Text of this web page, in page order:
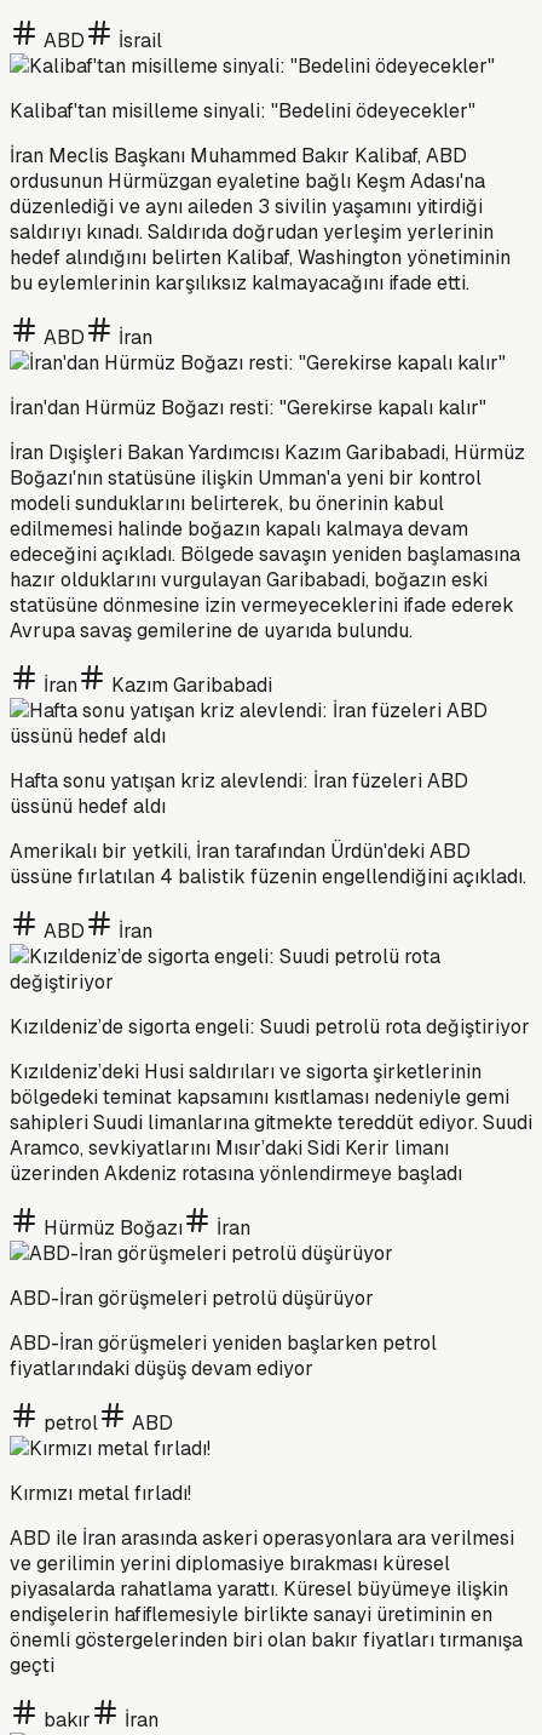
ABD İsrail
Kalibaf'tan misilleme sinyali: "Bedelini ödeyecekler"
İran Meclis Başkanı Muhammed Bakır Kalibaf, ABD
ordusunun Hürmüzgan eyaletine bağlı Keşm Adası'na
düzenlediği ve aynı aileden 3 sivilin yaşamını yitirdiği
saldırıyı kınadı. Saldırıda doğrudan yerleşim yerlerinin
hedef alındığını belirten Kalibaf, Washington yönetiminin
bu eylemlerinin karşılıksız kalmayacağını ifade etti.
ABD İran
İran'dan Hürmüz Boğazı resti: "Gerekirse kapalı kalır"
İran Dışişleri Bakan Yardımcısı Kazım Garibabadi, Hürmüz
Boğazı'nın statüsüne ilişkin Umman'a yeni bir kontrol
modeli sunduklarını belirterek, bu önerinin kabul
edilmemesi halinde boğazın kapalı kalmaya devam
edeceğini açıkladı. Bölgede savaşın yeniden başlamasına
hazır olduklarını vurgulayan Garibabadi, boğazın eski
statüsüne dönmesine izin vermeyeceklerini ifade ederek
Avrupa savaş gemilerine de uyarıda bulundu.
İran Kazım Garibabadi
Hafta sonu yatışan kriz alevlendi: İran füzeleri ABD
üssünü hedef aldı
Amerikalı bir yetkili, İran tarafından Ürdün'deki ABD
üssüne fırlatılan 4 balistik füzenin engellendiğini açıkladı.
ABD İran
Kızıldeniz’de sigorta engeli: Suudi petrolü rota değiştiriyor
Kızıldeniz’deki Husi saldırıları ve sigorta şirketlerinin
bölgedeki teminat kapsamını kısıtlaması nedeniyle gemi
sahipleri Suudi limanlarına gitmekte tereddüt ediyor. Suudi
Aramco, sevkiyatlarını Mısır’daki Sidi Kerir limanı
üzerinden Akdeniz rotasına yönlendirmeye başladı
Hürmüz Boğazı İran
ABD-İran görüşmeleri petrolü düşürüyor
ABD-İran görüşmeleri yeniden başlarken petrol
fiyatlarındaki düşüş devam ediyor
petrol ABD
Kırmızı metal fırladı!
ABD ile İran arasında askeri operasyonlara ara verilmesi
ve gerilimin yerini diplomasiye bırakması küresel
piyasalarda rahatlama yarattı. Küresel büyümeye ilişkin
endişelerin hafiflemesiyle birlikte sanayi üretiminin en
önemli göstergelerinden biri olan bakır fiyatları tırmanışa
geçti
bakır İran